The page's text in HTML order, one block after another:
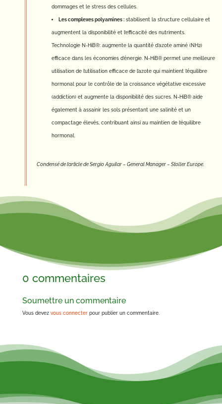
dommages et le stress des cellules.
Les complexes polyamines : stabilisent la structure cellulaire et
augmentent la disponibilité et l’efficacité des nutriments.
Technologie N-HiB®: augmente la quantité d’azote aminé (NH2)
efficace dans les économies d’énergie. N-HiB® permet une meilleure
utilisation de l’utilisation efficace de l’azote qui maintient l’équilibre
hormonal pour le contrôle de la croissance végétative excessive
(addiction) et augmente la disponibilité des sucres. N-HiB® aide
également à assainir les sols présentant une salinité et un
compactage élevés, contribuant ainsi au maintien de l’équilibre
hormonal.
Condensé de l’article de Sergio Aguilar – General Manager – Stoller Europe.
0 commentaires
Soumettre un commentaire
Vous devez vous connecterpour publier un commentaire.